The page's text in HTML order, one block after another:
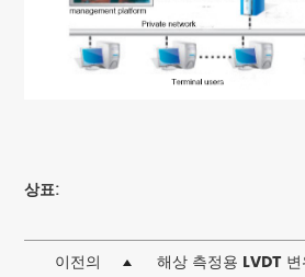
상표:
이전의
해상 측정용 LVDT